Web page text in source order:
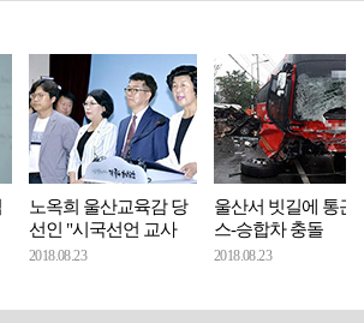
노옥희 울산교육감 당
선인 "시국선언 교사
2018.08.23
울산서 빗길에 통근
스-승합차 충돌
2018.08.23